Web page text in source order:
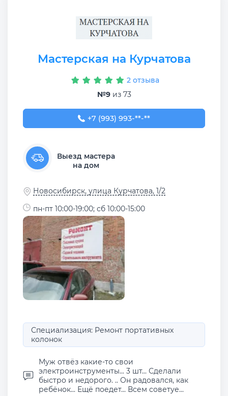
Мастерская на Курчатова
2 отзыва
№9из 73
+7 (993) 993-54-53
+7 (993) 993-**-**
Выезд мастера
на дом
Новосибирск, улица Курчатова, 1/2
пн-пт 10:00-19:00; сб 10:00-15:00
Специализация: Ремонт портативных
колонок
Муж отвёз какие-то свои
электроинструменты... 3 шт... Сделали
быстро и недорого. .. Он радовался, как
ребёнок... Ещё поедет... Всем советуе...